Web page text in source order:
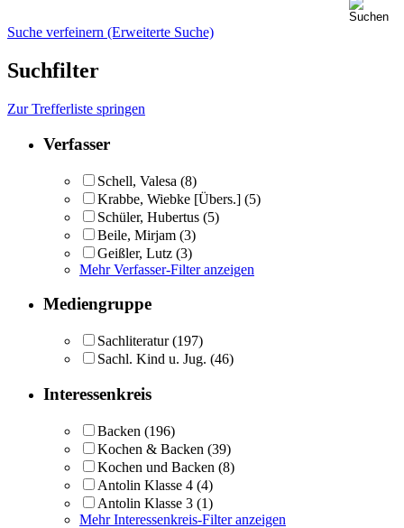
Suche verfeinern (Erweiterte Suche)
Suchfilter
Zur Trefferliste springen
Verfasser
Schell, Valesa (8)
Krabbe, Wiebke [Übers.] (5)
Schüler, Hubertus (5)
Beile, Mirjam (3)
Geißler, Lutz (3)
Mehr Verfasser-Filter anzeigen
Mediengruppe
Sachliteratur (197)
Sachl. Kind u. Jug. (46)
Interessenkreis
Backen (196)
Kochen & Backen (39)
Kochen und Backen (8)
Antolin Klasse 4 (4)
Antolin Klasse 3 (1)
Mehr Interessenkreis-Filter anzeigen